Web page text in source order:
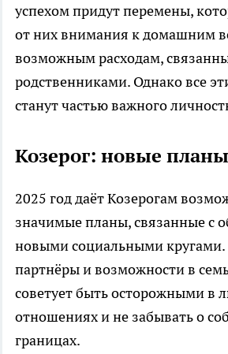
успехом придут перемены,
от них внимания к домашним
возможным расходам,
родственниками. Однако все
станут частью важного
Козерог: новые
2025 год даёт Козерогам
значимые планы, связанные с
новыми социальными кругами.
партнёры и возможности в
советует быть осторожными в
отношениях и не забывать о
границах.